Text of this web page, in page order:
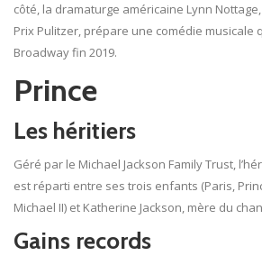
côté, la dramaturge américaine Lynn
Prix Pulitzer, prépare une comédie musicale
Broadway fin 2019.
Prince
Les héritiers
Géré par le Michael Jackson Family Trust,
est réparti entre ses trois enfants (Paris,
Michael II) et Katherine Jackson, mère du
Gains records